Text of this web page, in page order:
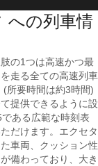
への列車情
の1つは高速かつ最
走る全ての高速列車
所要時間は約3時間)
提供できるように設
ある広範な時刻表
だけます。エクセタ
車両、クッション性
備わっており、大き